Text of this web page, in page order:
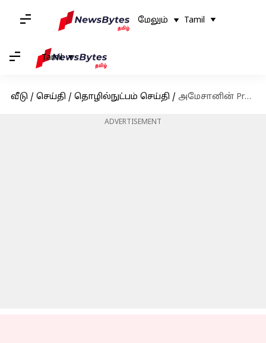
மேலும் Tamil
Tamil
வீடு / செய்தி / தொழில்நுட்பம் செய்தி / அமேசானின் Project Kuiper 2026 ஆம் ஆண்டுக்குள் செயற்கைக்கோள் இணைய சேவைகளை வழங்க உள்ளது
ADVERTISEMENT